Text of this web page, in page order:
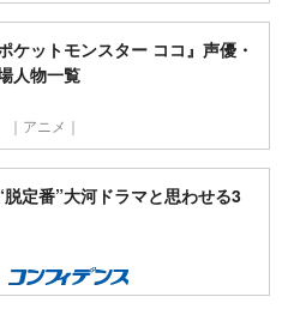
ケットモンスター ココ』声優・
人物一覧
｜アニメ｜
脱定番”大河ドラマと思わせる3